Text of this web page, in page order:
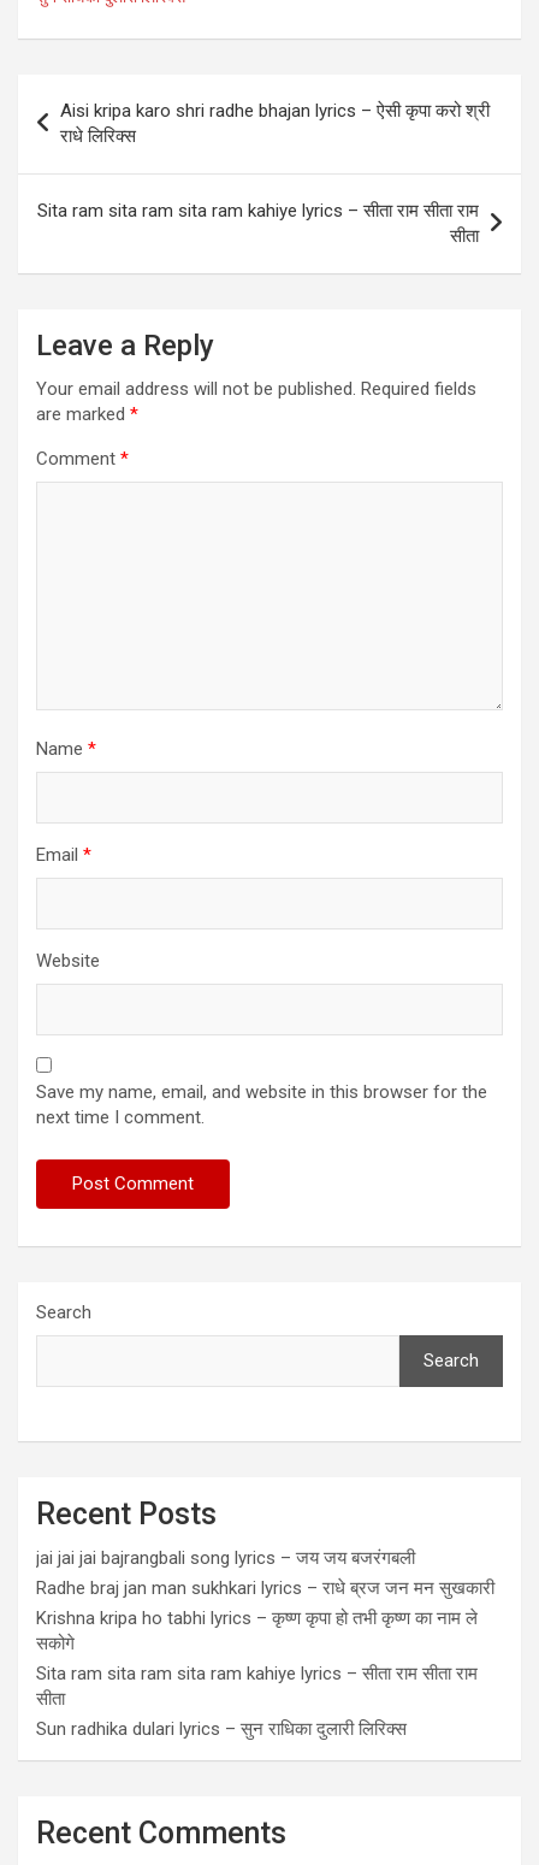
b
o
k
es
t
A
p
navigation
Aisi kripa karo shri radhe bhajan lyrics – ऐसी कृपा करो श्री
राधे लिरिक्स
Sita ram sita ram sita ram kahiye lyrics – सीता राम सीता राम
सीता
Leave a Reply
Your email address will not be published. Required fields
are marked *
Comment *
Name *
Email *
Website
Save my name, email, and website in this browser for the
next time I comment.
Search
Search
Recent Posts
jai jai jai bajrangbali song lyrics – जय जय बजरंगबली
Radhe braj jan man sukhkari lyrics – राधे ब्रज जन मन सुखकारी
Krishna kripa ho tabhi lyrics – कृष्ण कृपा हो तभी कृष्ण का नाम ले
सकोगे
Sita ram sita ram sita ram kahiye lyrics – सीता राम सीता राम
सीता
Sun radhika dulari lyrics – सुन राधिका दुलारी लिरिक्स
Recent Comments